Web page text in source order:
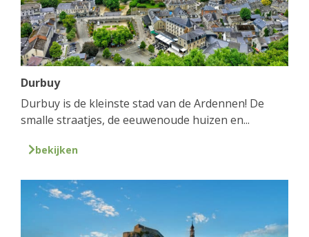
Durbuy
Durbuy is de kleinste stad van de Ardennen! De
smalle straatjes, de eeuwenoude huizen en...
bekijken